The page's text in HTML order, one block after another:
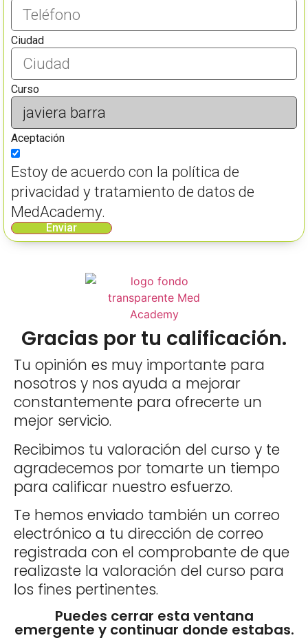
Ciudad
Curso
Aceptación
Estoy de acuerdo con la política de
privacidad y tratamiento de datos de
MedAcademy.
Enviar
Gracias por tu calificación.
Tu opinión es muy importante para
nosotros y nos ayuda a mejorar
constantemente para ofrecerte un
mejor servicio.
Recibimos tu valoración del curso y te
agradecemos por tomarte un tiempo
para calificar nuestro esfuerzo.
Te hemos enviado también un correo
electrónico a tu dirección de correo
registrada con el comprobante de que
realizaste la valoración del curso para
los fines pertinentes.
Puedes cerrar esta ventana
emergente y continuar donde estabas.